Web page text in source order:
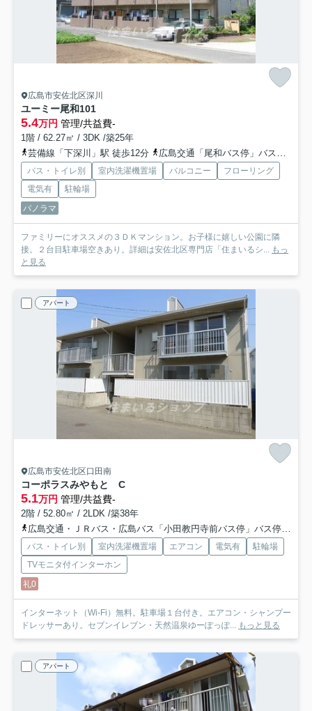
広島市安佐北区深川
ユーミー尾和101
5.4万円 管理/共益費-
1階 / 62.27㎡ / 3DK /築25年
芸備線「下深川」駅 徒歩12分
広島交通「尾和バス停」バス停下車 徒歩2分
バス・トイレ別 室内洗濯機置場 バルコニー
フローリング
電気有
駐輪場
パノラマ
ファミリーにオススメの３ＤＫマンション。お子様に嬉しい公園に隣
接。２台目駐車場空きあり。詳細は安佐北区専門店「住まいるシ...
もっ
と見る
アパート
広島市安佐北区口田南
コーポラスみやもと C
5.1万円 管理/共益費-
2階 / 52.80㎡ / 2LDK /築38年
広島交通・ＪＲバス・広島バス「小田教円寺前バス停」バス停下車 徒歩5分
バス・トイレ別 室内洗濯機置場 エアコン 電気有
駐輪場
TVモニタ付インターホン
礼0
インターネット（Wi-Fi）無料。駐車場１台付き。エアコン・シャンプー
ドレッサーあり。セブンイレブン・天然温泉ゆーぽっぽ...
もっと見る
アパート